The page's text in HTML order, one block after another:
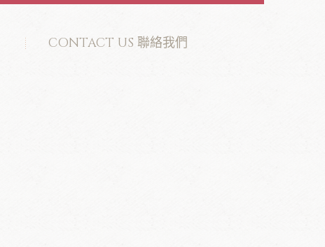
CONTACT US 聯絡我們